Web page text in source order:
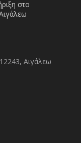
στο
Αιγάλεω